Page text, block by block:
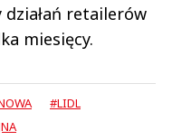
retailerów
miesięcy.
#LIDL